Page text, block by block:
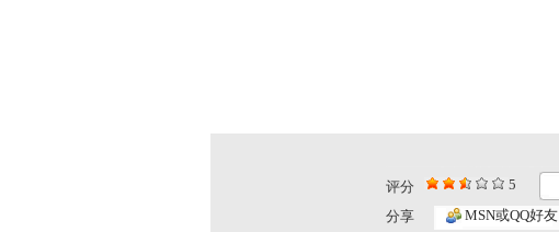
评分 5
分享
MSN或QQ好友